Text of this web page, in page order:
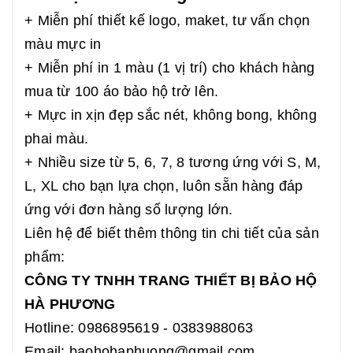
+ Miễn phí thiết kế logo, maket, tư vấn chọn
màu mực in
+ Miễn phí in 1 màu (1 vị trí) cho khách hàng
mua từ 100 áo bảo hộ trở lên.
+ Mực in xịn đẹp sắc nét, không bong, không
phai màu.
+ Nhiều size từ 5, 6, 7, 8 tương ứng với S, M,
L, XL cho bạn lựa chọn, luôn sẵn hàng đáp
ứng với đơn hàng số lượng lớn.
Liên hệ để biết thêm thông tin chi tiết của sản
phẩm:
CÔNG TY TNHH TRANG THIẾT BỊ BẢO HỘ
HÀ PHƯƠNG
Hotline: 0986895619 - 0383988063